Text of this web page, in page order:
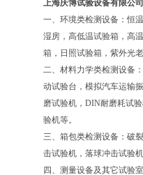
上海庆博试验设备有限公
一、环境类检测设备：恒
湿房，高低温试验箱，高
箱，日照试验箱，紫外光
二、材料力学类检测设备
动试验台，模拟汽车运输
磨试验机，DIN耐磨耗试
验机等。
三、箱包类检测设备：破
击试验机，落球冲击试验
四、测量设备及其它试验